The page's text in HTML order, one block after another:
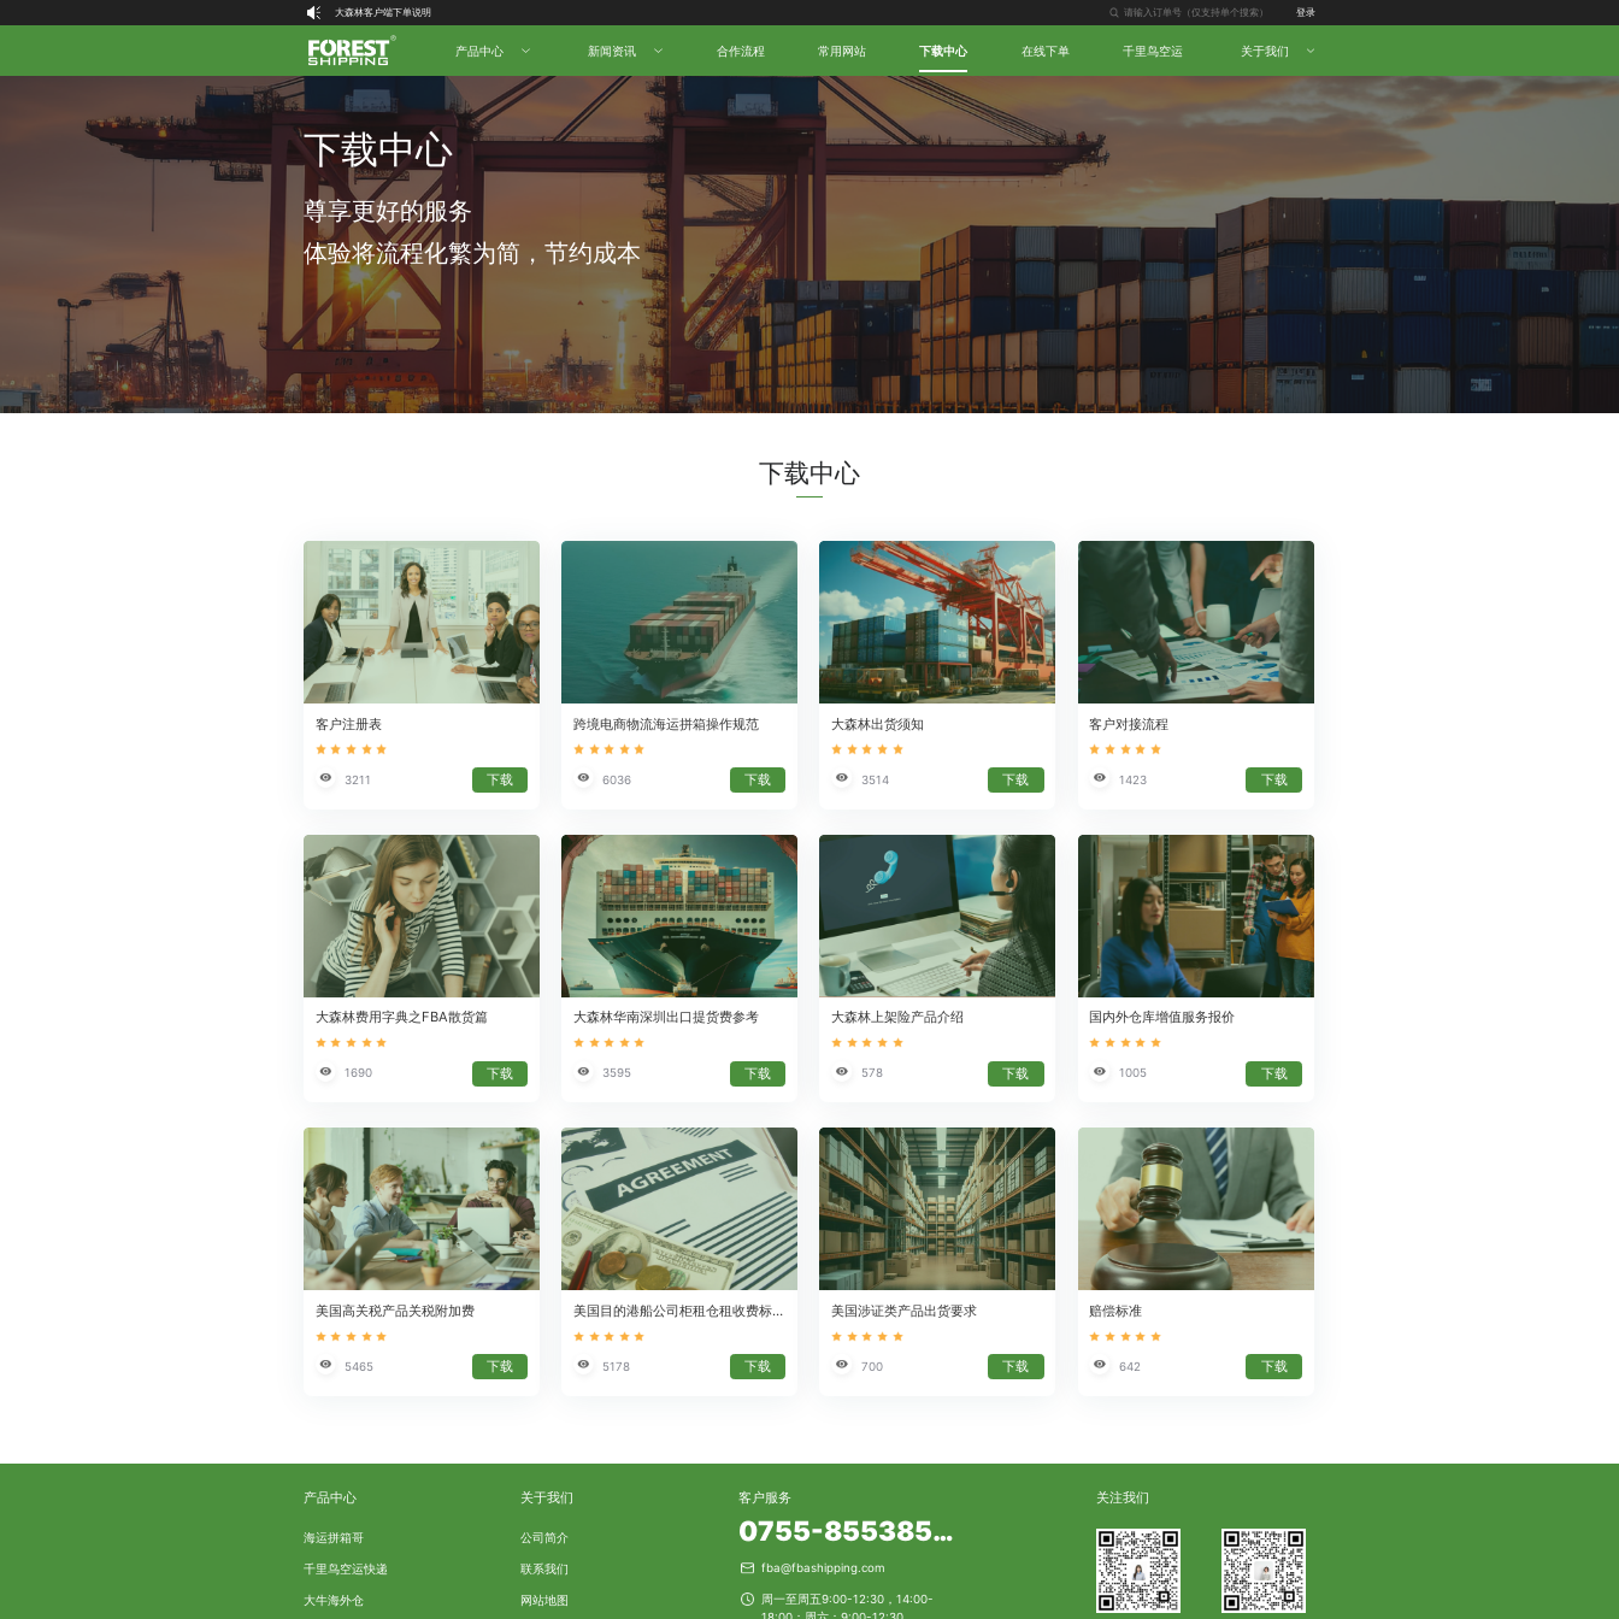
大森林客户端下单说明
喜讯！大森林物流创始人 Forest 荣登2025中国跨境电商物流名人堂！
大森林全球物流国内（自营仓）收货地址
大森林16周年庆福利就位，超多好礼等你拿！
登录
产品中心 新闻资讯 合作流程 常用网站 下载中心 在线下单 千里鸟空运 关于我们
下载中心
尊享更好的服务
体验将流程化繁为简，节约成本
下载中心
客户注册表
3211 下载
跨境电商物流海运拼箱操作规范
6036 下载
大森林出货须知
3514 下载
客户对接流程
1423 下载
大森林费用字典之FBA散货篇
1690 下载
大森林华南深圳出口提货费参考
3595 下载
大森林上架险产品介绍
578 下载
国内外仓库增值服务报价
1005 下载
美国高关税产品关税附加费
5465 下载
美国目的港船公司柜租仓租收费标准参考表
5178 下载
美国涉证类产品出货要求
700 下载
赔偿标准
642 下载
产品中心
海运拼箱哥
千里鸟空运快递
大牛海外仓
关于我们
公司简介
联系我们
网站地图
客户服务
0755-85538553
fba@fbashipping.com
周一至周五9:00-12:30，14:00-
关注我们